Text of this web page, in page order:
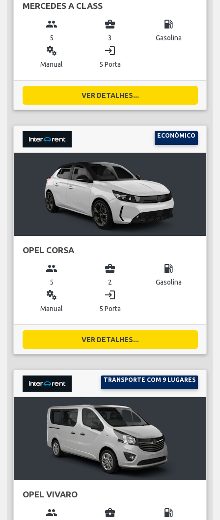
MERCEDES A CLASS
group
5
business_center
3
local_gas_station
Gasolina
miscellaneous_services
Manual
login
5 Porta
VER DETALHES...
ECONÓMICO
OPEL CORSA
group
5
business_center
2
local_gas_station
Gasolina
miscellaneous_services
Manual
login
5 Porta
VER DETALHES...
TRANSPORTE COM 9 LUGARES
OPEL VIVARO
group business_center local_gas_station